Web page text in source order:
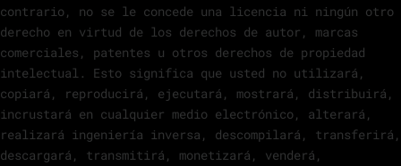
contrario, no se le concede una licencia ni ningún otro
derecho en virtud de los derechos de autor, marcas
comerciales, patentes u otros derechos de propiedad
intelectual. Esto significa que usted no utilizará,
copiará, reproducirá, ejecutará, mostrará, distribuirá,
incrustará en cualquier medio electrónico, alterará,
realizará ingeniería inversa, descompilará, transferirá,
descargará, transmitirá, monetizará, venderá,